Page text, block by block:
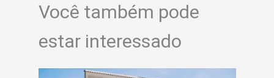
Você também pode
estar interessado